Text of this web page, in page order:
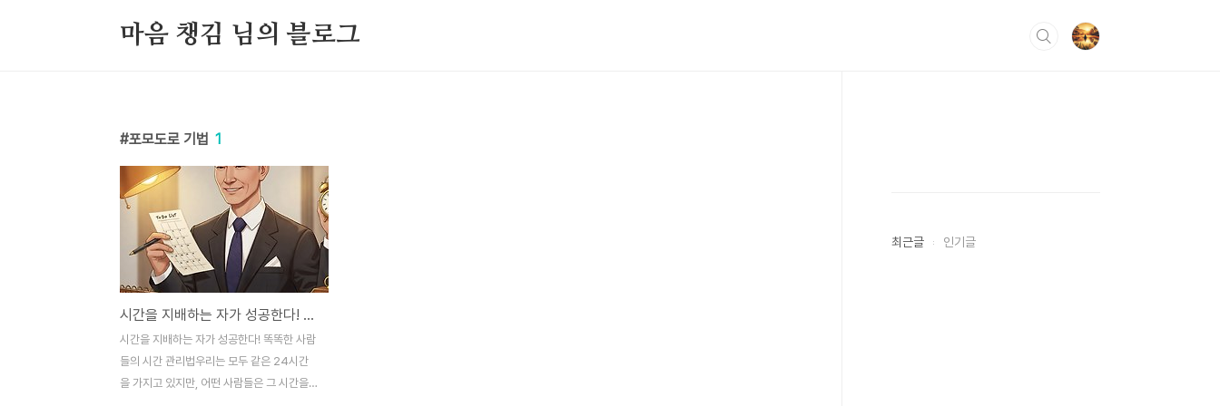
마음 챙김 님의 블로그
포모도로 기법 1
시간을 지배하는 자가 성공한다! 똑똑한 사람들의 시간 관리법
시간을 지배하는 자가 성공한다! 똑똑한 사람
들의 시간 관리법우리는 모두 같은 24시간
을 가지고 있지만, 어떤 사람들은 그 시간을
최근글 인기글